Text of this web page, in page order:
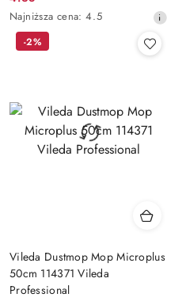
Cena
promocyjna:
Najniższa
cena
obniżką
Najniższa cena: 4.5
Vileda Dustmop Mop Microplus
50cm 114371 Vileda
Professional
-2%